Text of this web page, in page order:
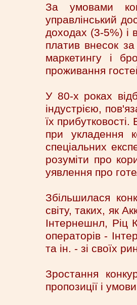
За умовами
управлінський
доходах (3-5%) і
платив внесок
маркетингу і
проживання
У 80-х роках
індустрією,
їх
при укладення
спеціальних
розуміти про
уявлення про
Збільшилася
світу, таких, як
Інтернешнл, Ріц
операторів -
та ін. - зі своїх
Зростання
пропозиції і